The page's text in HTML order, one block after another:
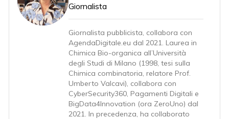
Giornalista
Giornalista pubblicista, collabora con
AgendaDigitale.eu dal 2021. Laurea in
Chimica Bio-organica all’Università
degli Studi di Milano (1998, tesi sulla
Chimica combinatoria, relatore Prof.
Umberto Valcavi), collabora con
CyberSecurity360, Pagamenti Digitali e
BigData4Innovation (ora ZeroUno) dal
2021. In precedenza, ha collaborato